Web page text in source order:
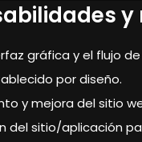
y
gráfica y el flujo
por diseño.
y mejora del sitio
del sitio/aplicación